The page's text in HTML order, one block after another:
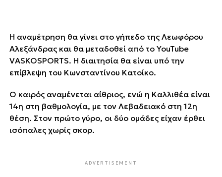
Η αναμέτρηση θα γίνει στο γήπεδο της Λεωφόρου
Αλεξάνδρας και θα μεταδοθεί από το YouTube
VASKOSPORTS. Η διαιτησία θα είναι υπό την
επίβλεψη του Κωνσταντίνου Κατοίκο.
Ο καιρός αναμένεται αίθριος, ενώ η Καλλιθέα είναι
14η στη βαθμολογία, με τον Λεβαδειακό στη 12η
θέση. Στον πρώτο γύρο, οι δύο ομάδες είχαν έρθει
ισόπαλες χωρίς σκορ.
ADVERTISEMENT